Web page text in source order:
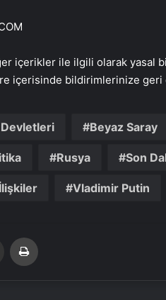
içerikler ile ilgili olarak yasal
içerisinde bildirimlerinize geri
Beyaz Saray
Rusya Son
Vladimir Putin
Email'den paylaş